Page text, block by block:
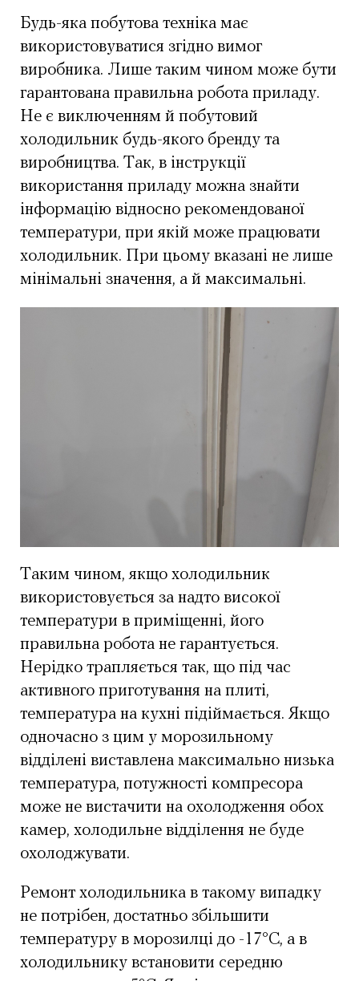
Будь-яка побутова техніка має
використовуватися згідно вимог
виробника. Лише таким чином може бути
гарантована правильна робота приладу.
Не є виключенням й побутовий
холодильник будь-якого бренду та
виробництва. Так, в інструкції
використання приладу можна знайти
інформацію відносно рекомендованої
температури, при якій може працювати
холодильник. При цьому вказані не лише
мінімальні значення, а й максимальні.
Таким чином, якщо холодильник
використовується за надто високої
температури в приміщенні, його
правильна робота не гарантується.
Нерідко трапляється так, що під час
активного приготування на плиті,
температура на кухні підіймається. Якщо
одночасно з цим у морозильному
відділені виставлена максимально низька
температура, потужності компресора
може не вистачити на охолодження обох
камер, холодильне відділення не буде
охолоджувати.
Ремонт холодильника в такому випадку
не потрібен, достатньо збільшити
температуру в морозилці до -17°С, а в
холодильнику встановити середню